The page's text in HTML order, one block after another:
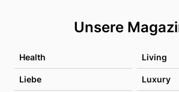
Unsere
Health Living
Liebe Luxury